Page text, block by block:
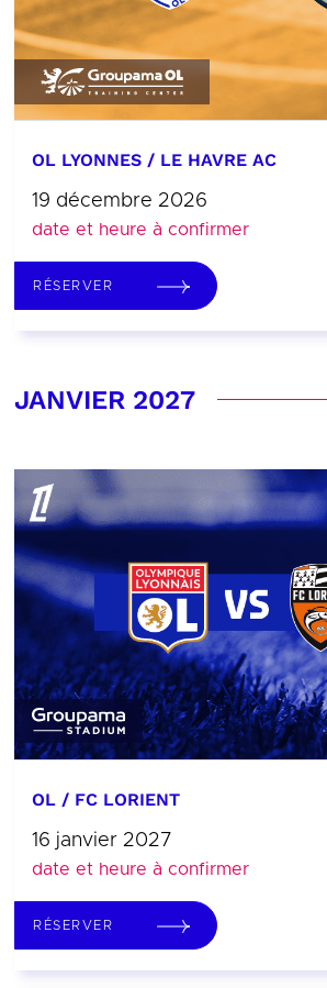
OL LYONNES / LE HAVRE AC
19 décembre 2026
date et heure à confirmer
RÉSERVER
JANVIER 2027
OL / FC LORIENT
16 janvier 2027
date et heure à confirmer
RÉSERVER